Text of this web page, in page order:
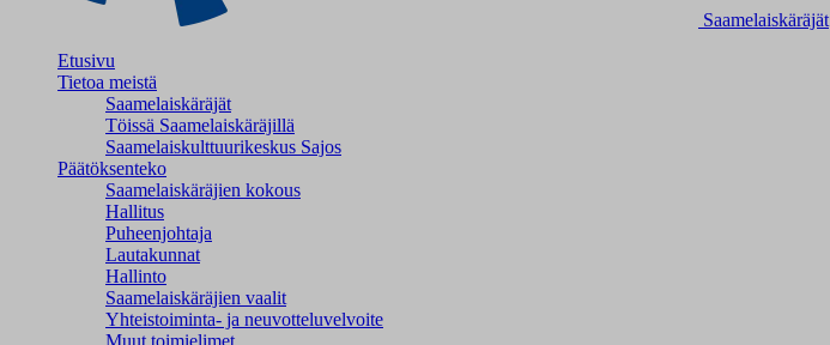
Saamelaiskäräjät
Etusivu
Tietoa meistä
Saamelaiskäräjät
Töissä Saamelaiskäräjillä
Saamelaiskulttuuri­keskus Sajos
Päätöksenteko
Saamelaiskäräjien kokous
Hallitus
Puheenjohtaja
Lautakunnat
Hallinto
Saamelaiskäräjien vaalit
Yhteistoiminta- ja neuvotteluvelvoite
Muut toimielimet